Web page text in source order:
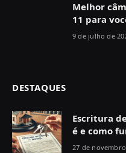
Melhor
11 para
9 de julho de
DESTAQUES
Escritura
é e como
27 de